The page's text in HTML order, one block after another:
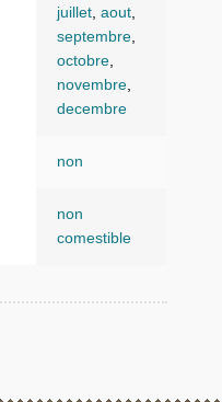
juillet, aout,
septembre,
octobre,
novembre,
decembre
non
non
comestible